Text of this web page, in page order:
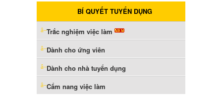
BÍ QUYẾT TUYỂN DỤNG
Trắc nghiệm việc làm
Dành cho ứng viên
Dành cho nhà tuyển dụng
Cẩm nang việc làm